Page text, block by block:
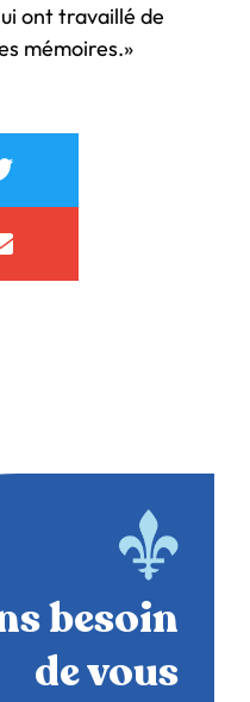
ont travaillé de
mémoires.»
besoin
de vous